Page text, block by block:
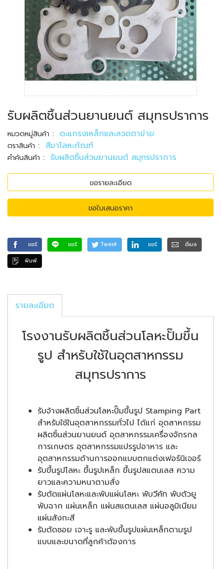
รับผลิตชิ้นส่วนยานยนต์ สมุทรปราการ
หมวดหมู่สินค้า : ตะแกรงเหล็กและลวดตาข่าย
ตราสินค้า : สีมาโลหะภัณฑ์
คำค้นสินค้า : รับผลิตชิ้นส่วนยานยนต์ สมุทรปราการ
ขอรายละเอียด
ขอใบเสนอราคา
แชร์ แชร์ Tweet แชร์
อีเมล
พิมพ์
รายละเอียด
โรงงานรับผลิตชิ้นส่วนโลหะปั๊มขึ้น
รูป สำหรับใช้ในอุตสาหกรรม
สมุทรปราการ
รับจ้างผลิตชิ้นส่วนโลหะปั๊มขึ้นรูป Stamping Part
สำหรับใช้ในอุตสาหกรรมทั่วไป ได้แก่ อุตสาหกรรม
ผลิตชิ้นส่วนยานยนต์ อุตสาหกรรมเครื่องจักรกล
การเกษตร อุตสาหกรรมแปรรูปอาหาร และ
อุตสาหกรรมด้านการออกแบบตกแต่งเฟอร์นิเจอร์
รับขึ้นรูปโลหะ ขึ้นรูปเหล็ก ขึ้นรูปสแตนเลส ความ
ยาวและความหนาตามสั่ง
รับตัดแผ่นโลหะและพับแผ่นโลหะ พับวีคัท พับตัวยู
พับฉาก แผ่นเหล็ก แผ่นสแตนเลส แผ่นอลูมิเนียม
แผ่นสังกะสี
รับตัดซอย เจาะรู และพับขึ้นรูปแผ่นเหล็กตามรูป
แบบและขนาดที่ลูกค้าต้องการ